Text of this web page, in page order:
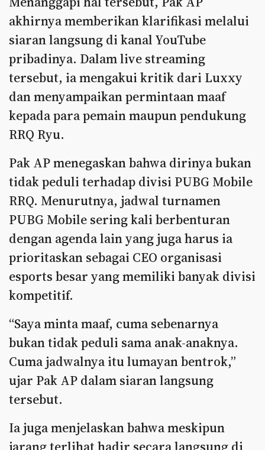
akhirnya memberikan klarifikasi melalui
siaran langsung di kanal YouTube
pribadinya. Dalam live streaming
tersebut, ia mengakui kritik dari Luxxy
dan menyampaikan permintaan maaf
kepada para pemain maupun pendukung
RRQ Ryu.
Pak AP menegaskan bahwa dirinya bukan
tidak peduli terhadap divisi PUBG Mobile
RRQ. Menurutnya, jadwal turnamen
PUBG Mobile sering kali berbenturan
dengan agenda lain yang juga harus ia
prioritaskan sebagai CEO organisasi
esports besar yang memiliki banyak divisi
kompetitif.
“Saya minta maaf, cuma sebenarnya
bukan tidak peduli sama anak-anaknya.
Cuma jadwalnya itu lumayan bentrok,”
ujar Pak AP dalam siaran langsung
tersebut.
Ia juga menjelaskan bahwa meskipun